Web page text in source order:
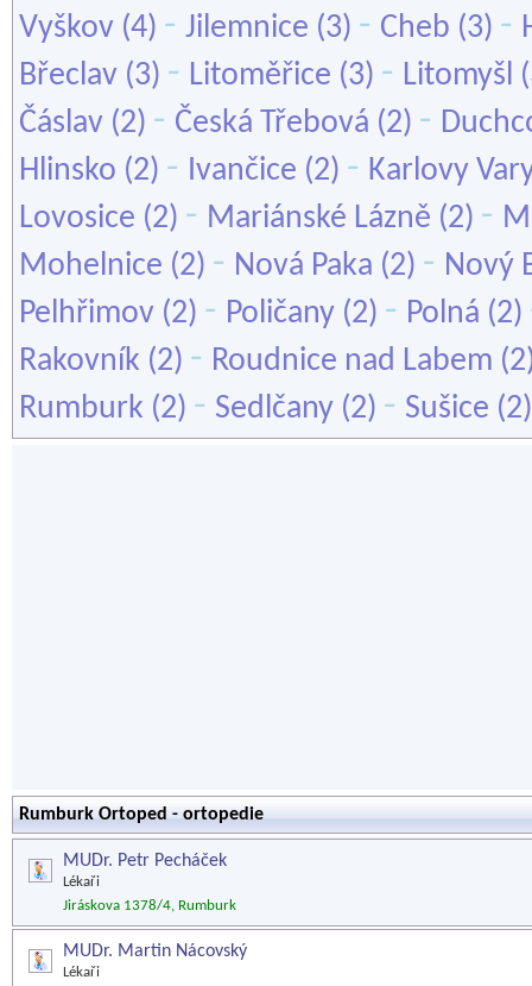
Vyškov (4) - Jilemnice (3) - Cheb (3) -
Břeclav (3) - Litoměřice (3) - Litomyšl
Čáslav (2) - Česká Třebová (2) -
Hlinsko (2) - Ivančice (2) - Karlovy
Lovosice (2) - Mariánské Lázně (2) -
Mohelnice (2) - Nová Paka (2) - Nový
Pelhřimov (2) - Poličany (2) - Polná (2)
Rakovník (2) - Roudnice nad Labem
Rumburk (2) - Sedlčany (2) - Sušice
Rumburk Ortoped - ortopedie
MUDr. Petr Pecháček
Lékaři
Jiráskova 1378/4, Rumburk
MUDr. Martin Nácovský
Lékaři